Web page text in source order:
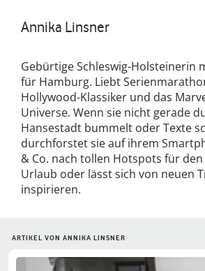
Annika Linsner
Gebürtige Schleswig-Holsteinerin
für Hamburg. Liebt
Hollywood-Klassiker und das
Universe. Wenn sie nicht gerade
Hansestadt bummelt oder Texte
durchforstet sie auf ihrem
& Co. nach tollen Hotspots für
Urlaub oder lässt sich von neuen
inspirieren.
ARTIKEL VON ANNIKA LINSNER